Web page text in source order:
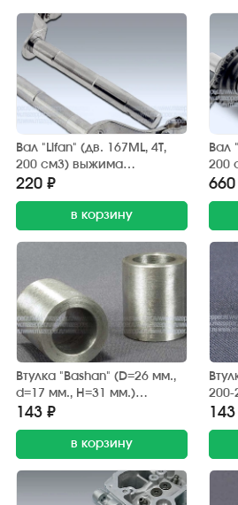
Вал "Lifan" (дв. 167ML, 4T,
200 см3) выжима
сцепления (BASHAN)
220 ₽
в корзину
Вал
200
сб.
660
Втулка "Bashan" (D=26 мм.,
d=17 мм., H=31 мм.)
ступицы оси переднего
143 ₽
в корзину
200-